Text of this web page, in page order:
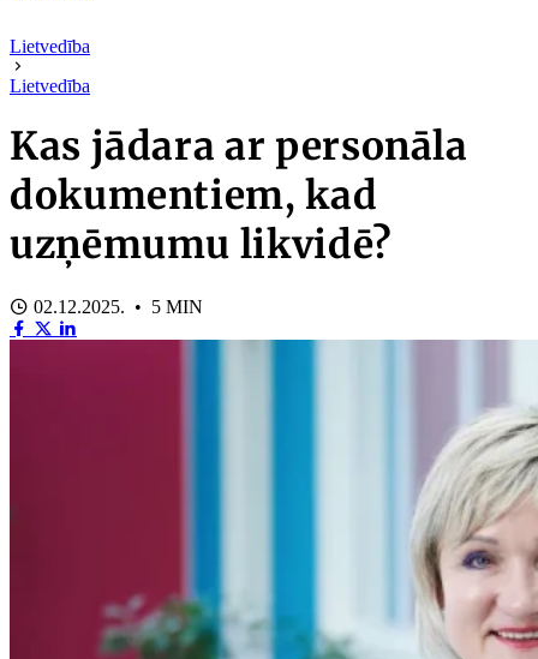
Lietvedība
Lietvedība
Kas jādara ar personāla
dokumentiem, kad
uzņēmumu likvidē?
02.12.2025. • 5 MIN